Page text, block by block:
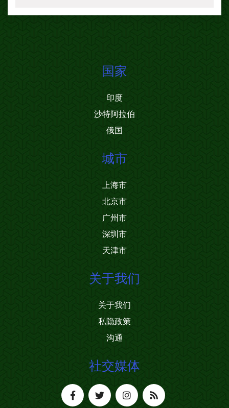
国家
印度
沙特阿拉伯
俄国
城市
上海市
北京市
广州市
深圳市
天津市
关于我们
关于我们
私隐政策
沟通
社交媒体